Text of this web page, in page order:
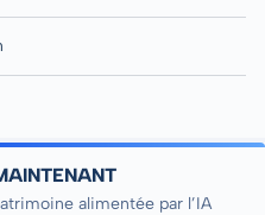
alimentée par l’IA